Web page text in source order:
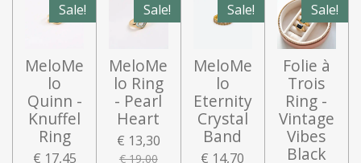
Sale!
MeloMe
lo
Quinn -
Knuffel
Ring
€ 17,45
Sale!
MeloMe
lo Ring
- Pearl
Heart
€ 13,30
€ 19,00
Sale!
MeloMe
lo
Eternity
Crystal
Band
€ 14,70
Sale!
Folie à
Trois
Ring -
Vintage
Vibes
Black